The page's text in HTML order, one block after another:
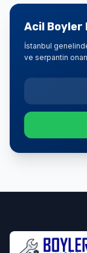
Acil Boyler
İstanbul
ve serpantin